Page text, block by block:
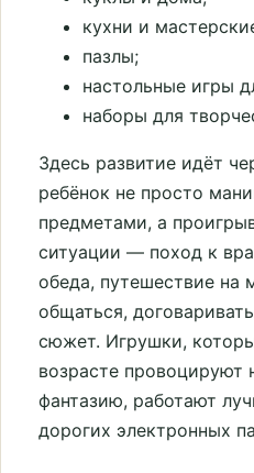
кухни и
пазлы;
настольные игры
наборы для
Здесь развитие идёт
ребёнок не просто
предметами, а
ситуации — поход к
обеда, путешествие на
общаться,
сюжет. Игрушки,
возрасте провоцируют
фантазию, работают
дорогих электронных